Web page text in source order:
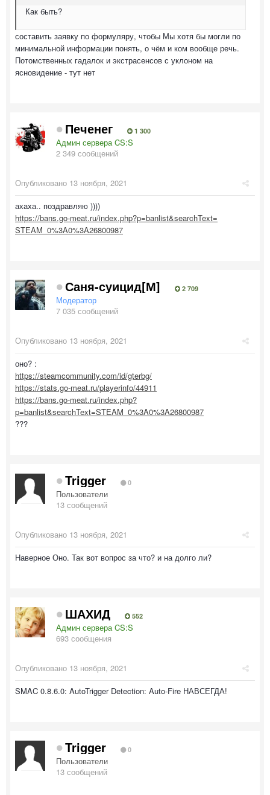
Как быть?
составить заявку по формуляру, чтобы Мы хотя бы могли по
минимальной информации понять, о чём и ком вообще речь.
Потомственных гадалок и экстрасенсов с уклоном на
ясновидение - тут нет
Печенег 1 300
Админ сервера CS:S
2 349 сообщений
Опубликовано 13 ноября, 2021
ахаха.. поздравляю ))))
https://bans.go-meat.ru/index.php?p=banlist&searchText=
STEAM_0%3A0%3A26800987
Саня-суицид[М] 2 709
Модератор
7 035 сообщений
Опубликовано 13 ноября, 2021
оно? :
https://steamcommunity.com/id/gterbg/
https://stats.go-meat.ru/playerinfo/44911
https://bans.go-meat.ru/index.php?
p=banlist&searchText=STEAM_0%3A0%3A26800987
???
Trigger 0
Пользователи
13 сообщений
Опубликовано 13 ноября, 2021
Наверное Оно. Так вот вопрос за что? и на долго ли?
ШАХИД 552
Админ сервера CS:S
693 сообщения
Опубликовано 13 ноября, 2021
SMAC 0.8.6.0: AutoTrigger Detection: Auto-Fire НАВСЕГДА!
Trigger 0
Пользователи
13 сообщений